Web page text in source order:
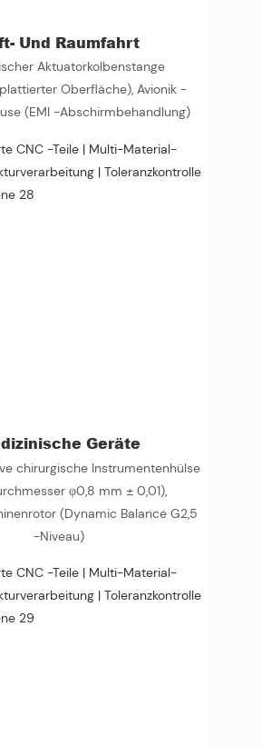
Und Raumfahrt
Aktuatorkolbenstange
Oberfläche), Avionik -
(EMI -Abschirmbehandlung)
Geräte
chirurgische Instrumentenhülse
φ0,8 mm ± 0,01),
(Dynamic Balance G2,5
-Niveau)